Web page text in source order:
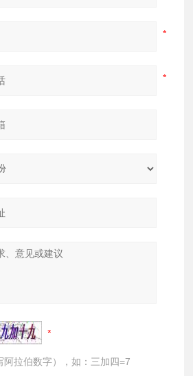
阿拉伯数字），如：三加四=7